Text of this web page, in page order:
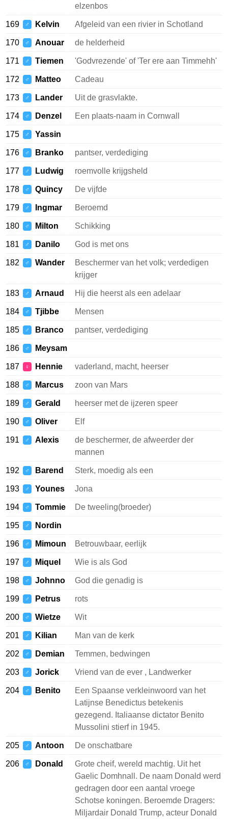
elzenbos
169 ♂ Kelvin Afgeleid van een rivier in Schotland
170 ♂ Anouar de helderheid
171 ♂ Tiemen 'Godvrezende' of 'Ter ere aan Timmehh'
172 ♂ Matteo Cadeau
173 ♂ Lander Uit de grasvlakte.
174 ♂ Denzel Een plaats-naam in Cornwall
175 ♂ Yassin
176 ♂ Branko pantser, verdediging
177 ♂ Ludwig roemvolle krijgsheld
178 ♂ Quincy De vijfde
179 ♂ Ingmar Beroemd
180 ♂ Milton Schikking
181 ♂ Danilo God is met ons
182 ♂ Wander
Beschermer van het volk; verdedigen
krijger
183 ♂ Arnaud Hij die heerst als een adelaar
184 ♂ Tjibbe Mensen
185 ♂ Branco pantser, verdediging
186 ♂ Meysam
187 ♀ Hennie vaderland, macht, heerser
188 ♂ Marcus zoon van Mars
189 ♂ Gerald heerser met de ijzeren speer
190 ♂ Oliver Elf
191 ♂ Alexis
de beschermer, de afweerder der
mannen
192 ♂ Barend Sterk, moedig als een
193 ♂ Younes Jona
194 ♂ Tommie De tweeling(broeder)
195 ♂ Nordin
196 ♂ Mimoun Betrouwbaar, eerlijk
197 ♂ Miquel Wie is als God
198 ♂ Johnno God die genadig is
199 ♂ Petrus rots
200 ♂ Wietze Wit
201 ♂ Kilian Man van de kerk
202 ♂ Demian Temmen, bedwingen
203 ♂ Jorick Vriend van de ever , Landwerker
204 ♂ Benito
Een Spaanse verkleinwoord van het
Latijnse Benedictus betekenis
gezegend. Italiaanse dictator Benito
Mussolini stierf in 1945.
205 ♂ Antoon De onschatbare
206 ♂ Donald
Grote cheif, wereld machtig. Uit het
Gaelic Domhnall. De naam Donald werd
gedragen door een aantal vroege
Schotse koningen. Beroemde Dragers:
Miljardair Donald Trump, acteur Donald